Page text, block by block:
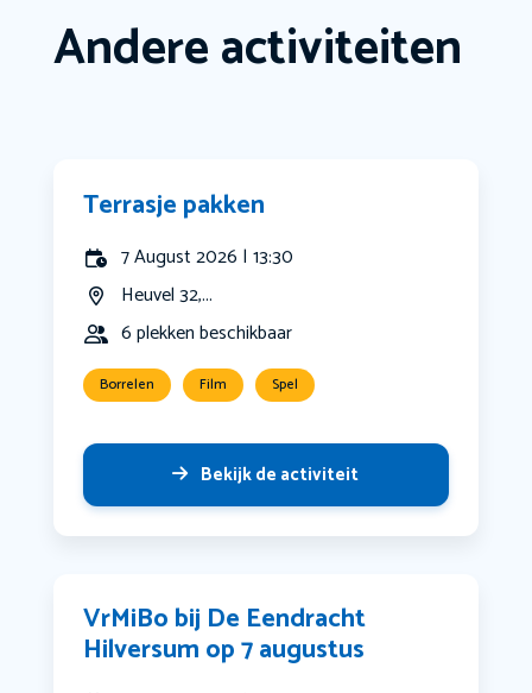
Andere activiteiten
Terrasje pakken
7 August 2026 | 13:30
Heuvel 32,...
6 plekken beschikbaar
Borrelen Film Spel
Bekijk de activiteit
VrMiBo bij De Eendracht
Hilversum op 7 augustus